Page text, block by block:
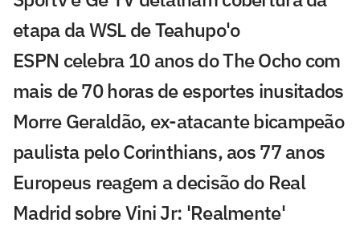
etapa da WSL de Teahupo'o
ESPN celebra 10 anos do The Ocho com
mais de 70 horas de esportes inusitados
Morre Geraldão, ex-atacante bicampeão
paulista pelo Corinthians, aos 77 anos
Europeus reagem a decisão do Real
Madrid sobre Vini Jr: 'Realmente'